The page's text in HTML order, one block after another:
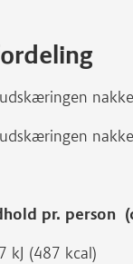
pr. person
kJ (487 kcal)